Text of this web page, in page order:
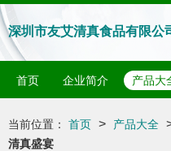
深圳市友艾清真食品有限公
首页 企业简介 产品大
当前位置： 首页 > 产品大全
清真盛宴